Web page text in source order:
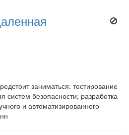
заниматься: тестирование
систем безопасности; разработка
и автоматизированного